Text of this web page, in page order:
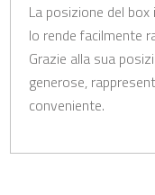
La posizione del
lo rende facilmente
Grazie alla sua
generose,
conveniente.